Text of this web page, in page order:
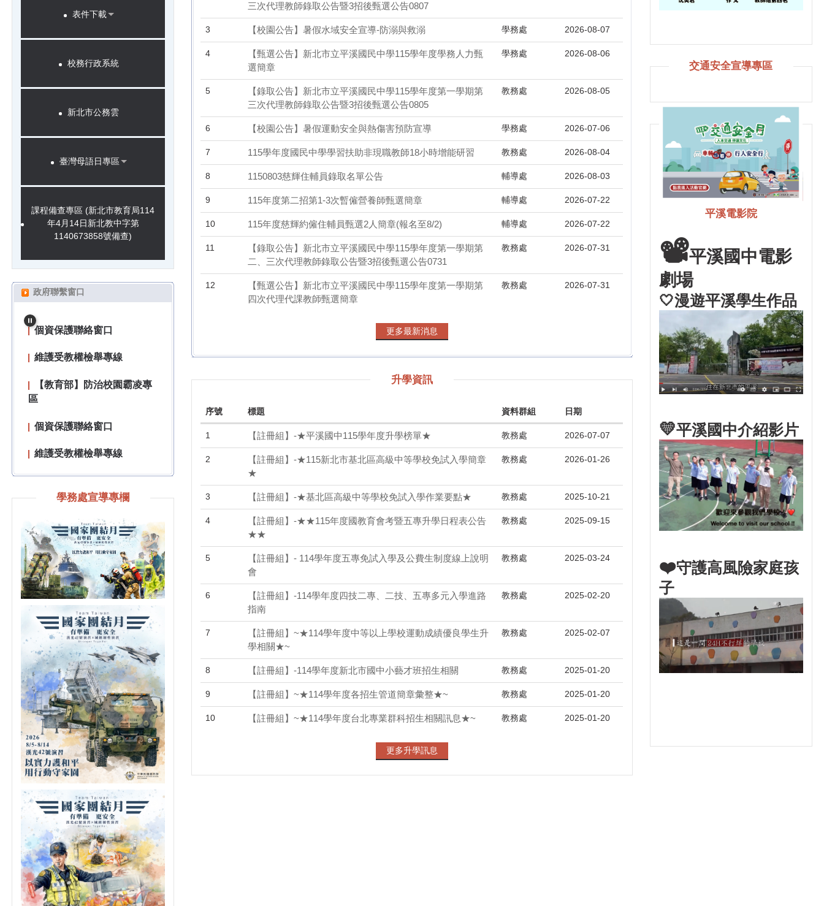
表件下載
校務行政系統
新北市公務雲
臺灣母語日專區
課程備查專區 (新北市教育局114
年4月14日新北教中字第
1140673858號備查)
政府聯繫窗口
【教育部】防治校園霸凌專
維護受教權檢舉專線
【教育部】防治校園霸凌專
維護受教權檢舉專線
【教育部】防治校園霸凌專
區
個資保護聯絡窗口
維護受教權檢舉專線
【教育部】防治校園霸凌專
區
個資保護聯絡窗口
維護受教權檢舉專線
學務處宣導專欄
三次代理教師錄取公告暨3招後甄選公告0807
3 【校園公告】暑假水域安全宣導-防溺與救溺 學務處 2026-08-07
4
【甄選公告】新北市立平溪國民中學115學年度學務人力甄
選簡章
學務處 2026-08-06
5
【錄取公告】新北市立平溪國民中學115學年度第一學期第
三次代理教師錄取公告暨3招後甄選公告0805
教務處 2026-08-05
6 【校園公告】暑假運動安全與熱傷害預防宣導 學務處 2026-07-06
7 115學年度國民中學學習扶助非現職教師18小時增能研習 教務處 2026-08-04
8 1150803慈輝住輔員錄取名單公告 輔導處 2026-08-03
9 115年度第二招第1-3次暫僱營養師甄選簡章 輔導處 2026-07-22
10 115年度慈輝約僱住輔員甄選2人簡章(報名至8/2) 輔導處 2026-07-22
11
【錄取公告】新北市立平溪國民中學115學年度第一學期第
二、三次代理教師錄取公告暨3招後甄選公告0731
教務處 2026-07-31
12
【甄選公告】新北市立平溪國民中學115學年度第一學期第
四次代理代課教師甄選簡章
教務處 2026-07-31
更多最新消息
升學資訊
序號 標題 資料群組 日期
1 【註冊組】-★平溪國中115學年度升學榜單★ 教務處 2026-07-07
2
【註冊組】-★115新北市基北區高級中等學校免試入學簡章
★
教務處 2026-01-26
3 【註冊組】-★基北區高級中等學校免試入學作業要點★ 教務處 2025-10-21
4
【註冊組】-★★115年度國教育會考暨五專升學日程表公告
★★
教務處 2025-09-15
5
【註冊組】- 114學年度五專免試入學及公費生制度線上說明
會
教務處 2025-03-24
6
【註冊組】-114學年度四技二專、二技、五專多元入學進路
指南
教務處 2025-02-20
7
【註冊組】~★114學年度中等以上學校運動成績優良學生升
學相關★~
教務處 2025-02-07
8 【註冊組】-114學年度新北市國中小藝才班招生相關 教務處 2025-01-20
9 【註冊組】~★114學年度各招生管道簡章彙整★~ 教務處 2025-01-20
10 【註冊組】~★114學年度台北專業群科招生相關訊息★~ 教務處 2025-01-20
更多升學訊息
交通安全宣導專區
平溪電影院
📽平溪國中電影
劇場
🤍漫遊平溪學生作品
💛平溪國中介紹影片
❤️守護高風險家庭孩
子